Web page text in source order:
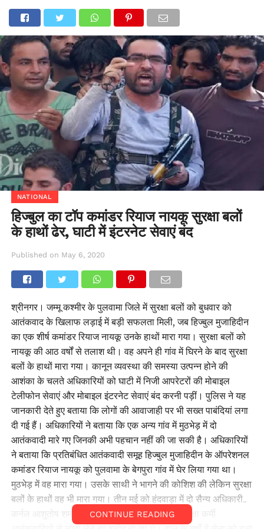
NATIONAL
हिज्बुल का टॉप कमांडर रियाज नायकू सुरक्षा बलों
के हाथों ढेर, घाटी में इंटरनेट सेवाएं बंद
Published on May 6, 2020
श्रीनगर। जम्मू कश्मीर के पुलवामा जिले में सुरक्षा बलों को बुधवार को
आतंकवाद के खिलाफ लड़ाई में बड़ी सफलता मिली, जब हिज्बुल मुजाहिदीन
का एक शीर्ष कमांडर रियाज नायकू उनके हाथों मारा गया। सुरक्षा बलों को
नायकू की आठ वर्षों से तलाश थी। वह अपने ही गांव में घिरने के बाद सुरक्षा
बलों के हाथों मारा गया। कानून व्यवस्था की समस्या उत्पन्न होने की
आशंका के चलते अधिकारियों को घाटी में निजी आपरेटरों की मोबाइल
टेलीफोन सेवाएं और मोबाइल इंटरनेट सेवाएं बंद करनी पड़ीं। पुलिस ने यह
जानकारी देते हुए बताया कि लोगों की आवाजाही पर भी सख्त पाबंदियां लगा
दी गई हैं। अधिकारियों ने बताया कि एक अन्य गांव में मुठभेड़ में दो
आतंकवादी मारे गए जिनकी अभी पहचान नहीं की जा सकी है। अधिकारियों
ने बताया कि प्रतिबंधित आतंकवादी समूह हिज्बुल मुजाहिदीन के ऑपरेशनल
कमांडर रियाज नायकू को पुलवामा के बेगपुरा गांव में घेर लिया गया था।
मुठभेड़ में वह मारा गया। उसके साथी ने भागने की कोशिश की लेकिन सुरक्षा
बलों के हाथों वह भी मारा गया। तीन मई को हंदवाड़ा में दो सैन्य अधिकारी..
कर्नल आशुतोष शर्मा ओर मेजर अनुज सूद सहित आठ सुरक्षा कर्मी
CONTINUE READING